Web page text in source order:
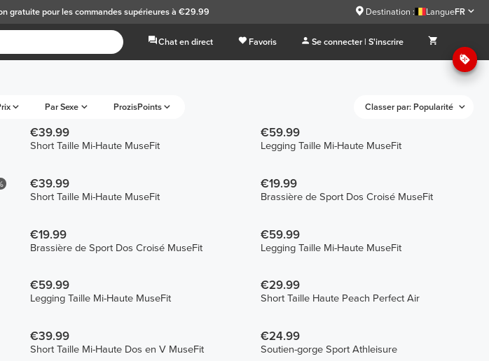
gratuitepour les commandes supérieures à €29.99 Destination : LangueFR
Chat en direct Favoris Se connecter | S'inscrire
Par Sexe ProzisPoints Classer par: Popularité
€39.99
Short Taille Mi-Haute MuseFit
€59.99
Legging Taille Mi-Haute MuseFit
€39.99
Short Taille Mi-Haute MuseFit
€19.99
Brassière de Sport Dos Croisé MuseFit
€19.99
Brassière de Sport Dos Croisé MuseFit
€59.99
Legging Taille Mi-Haute MuseFit
€59.99
Legging Taille Mi-Haute MuseFit
€29.99
Short Taille Haute Peach Perfect Air
€39.99
Short Taille Mi-Haute Dos en V MuseFit
€24.99
Soutien-gorge Sport Athleisure